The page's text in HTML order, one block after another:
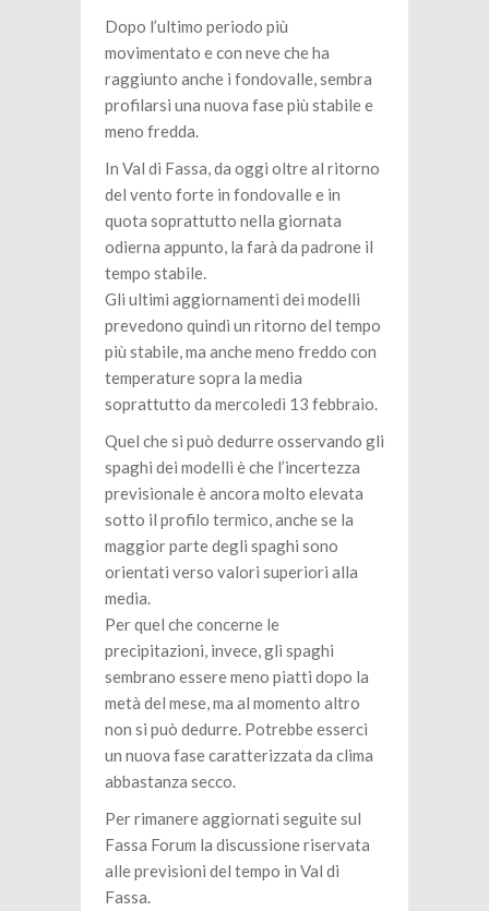
Dopo l’ultimo periodo più
movimentato e con neve che ha
raggiunto anche i fondovalle, sembra
profilarsi una nuova fase più stabile e
meno fredda.
In Val di Fassa, da oggi oltre al ritorno
del vento forte in fondovalle e in
quota soprattutto nella giornata
odierna appunto, la farà da padrone il
tempo stabile.
Gli ultimi aggiornamenti dei modelli
prevedono quindi un ritorno del tempo
più stabile, ma anche meno freddo con
temperature sopra la media
soprattutto da mercoledì 13 febbraio.
Quel che si può dedurre osservando gli
spaghi dei modelli è che l’incertezza
previsionale è ancora molto elevata
sotto il profilo termico, anche se la
maggior parte degli spaghi sono
orientati verso valori superiori alla
media.
Per quel che concerne le
precipitazioni, invece, gli spaghi
sembrano essere meno piatti dopo la
metà del mese, ma al momento altro
non si può dedurre. Potrebbe esserci
un nuova fase caratterizzata da clima
abbastanza secco.
Per rimanere aggiornati seguite sul
Fassa Forum la discussione riservata
alle previsioni del tempo in Val di
Fassa.